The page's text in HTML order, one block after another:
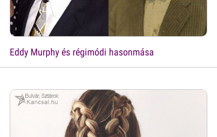
Eddy Murphy és régimódi hasonmása